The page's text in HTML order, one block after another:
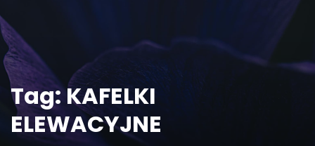
Tag:KAFELKI
ELEWACYJNE